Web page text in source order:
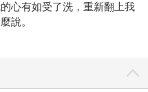
心有如受了洗，重新翻上我
說。